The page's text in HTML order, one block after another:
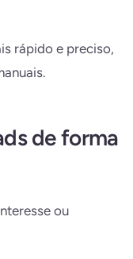
rápido e preciso,
de forma
ou